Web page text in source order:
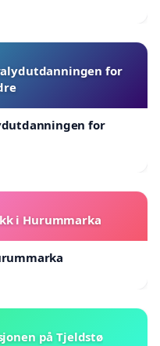
for
for
i Hurummarka
på Tjeldstø